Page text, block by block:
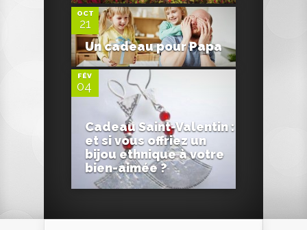
OCT
21
Un cadeau pour Papa
FÉV
04
0
Cadeau Saint-Valentin :
et si vous offriez un
bijou ethnique à votre
bien-aimée ?